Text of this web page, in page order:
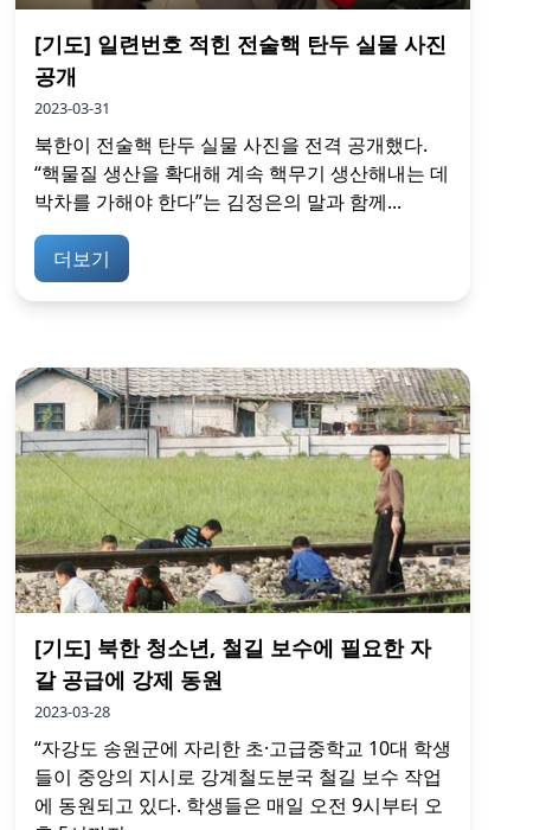
[기도] 일련번호 적힌 전술핵 탄두 실물 사진
공개
2023-03-31
북한이 전술핵 탄두 실물 사진을 전격 공개했다.
“핵물질 생산을 확대해 계속 핵무기 생산해내는 데
박차를 가해야 한다”는 김정은의 말과 함께...
더보기
[기도] 북한 청소년, 철길 보수에 필요한 자
갈 공급에 강제 동원
2023-03-28
“자강도 송원군에 자리한 초·고급중학교 10대 학생
들이 중앙의 지시로 강계철도분국 철길 보수 작업
에 동원되고 있다. 학생들은 매일 오전 9시부터 오